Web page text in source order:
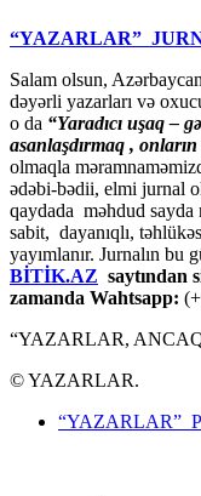
“YAZARLAR”
Salam olsun,
dəyərli yazarları və
o da “Yaradıcı uşaq –
asanlaşdırmaq ,
olmaqla
ədəbi-bədii, elmi jurnal
qaydada məhdud sayda
sabit, dayanıqlı,
yayımlanır. Jurnalın bu
BİTİK.AZ saytından
zamanda Wahtsapp:
“YAZARLAR,
© YAZARLAR.
“YAZARLAR”